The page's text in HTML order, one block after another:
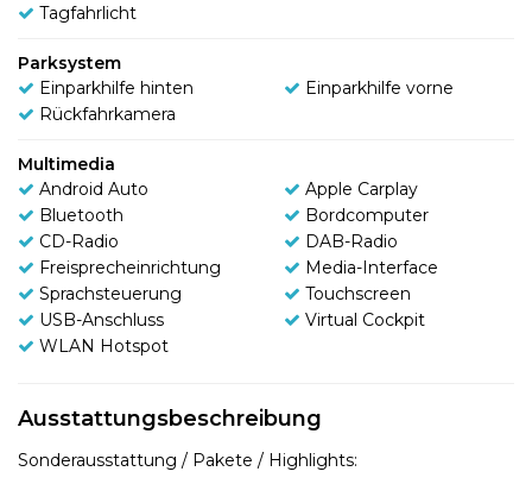
Tagfahrlicht
Parksystem
Einparkhilfe hinten
Einparkhilfe vorne
Rückfahrkamera
Multimedia
Android Auto
Apple Carplay
Bluetooth
Bordcomputer
CD-Radio
DAB-Radio
Freisprecheinrichtung
Media-Interface
Sprachsteuerung
Touchscreen
USB-Anschluss
Virtual Cockpit
WLAN Hotspot
Ausstattungsbeschreibung
Sonderausstattung / Pakete / Highlights: